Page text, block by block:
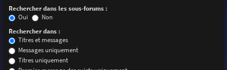
Rechercher dans les sous-forums :
Oui
Non
Rechercher dans :
Titres et messages
Messages uniquement
Titres uniquement